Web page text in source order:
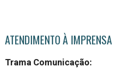
ATENDIMENTO À IMPRENSA
Trama Comunicação: